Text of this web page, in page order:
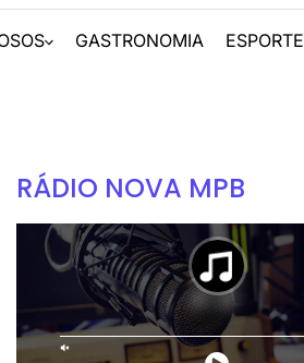
GASTRONOMIA ESPORTE
RÁDIO NOVA MPB